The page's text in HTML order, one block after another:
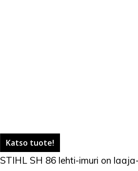
Katso tuote!
STIHL SH 86 lehti-imuri on